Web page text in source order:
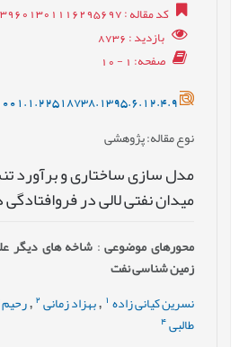
کد مقاله: 139601301116295697
بازدید: 8736
صفحه: 1 - 10
نوع مقاله: پژوهشی
میدان نفتی لالی در
محورهای موضوعی: شاخه های دیگر
زمین شناسی نفت
نسرین کیانی زاده1
, بهزاد زمانی 2
, رحیم
طالبی 4